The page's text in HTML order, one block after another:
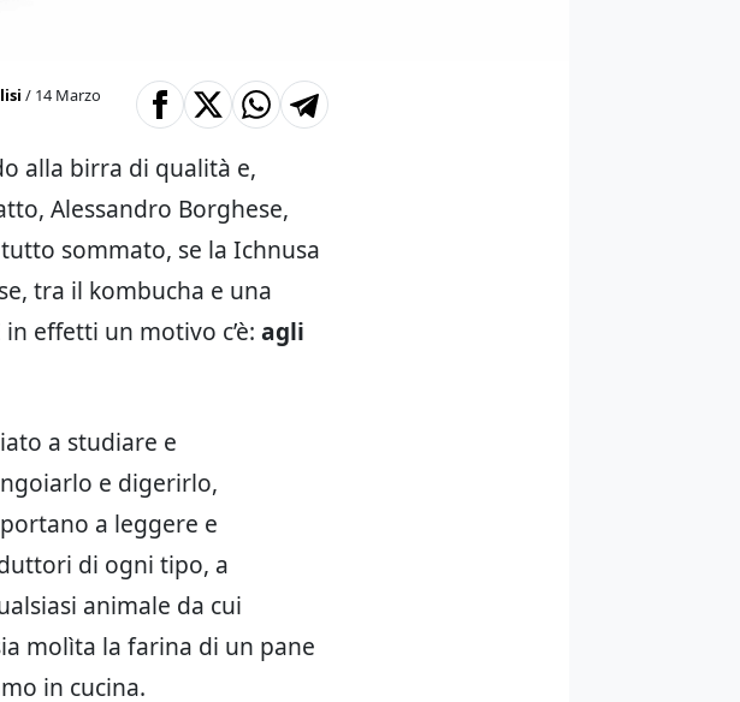
/ 14 Marzo
alla birra di qualità e,
Alessandro Borghese,
sommato, se la Ichnusa
tra il kombucha e una
effetti un motivo c’è: agli
a studiare e
e digerirlo,
a leggere e
di ogni tipo, a
animale da cui
molìta la farina di un pane
in cucina.